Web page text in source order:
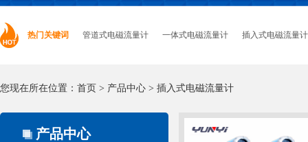
热门关键词 管道式电磁流量计 一体式电磁流量计 插入式电磁流量计
您现在所在位置： 首页 > 产品中心 > 插入式电磁流量计
产品中心